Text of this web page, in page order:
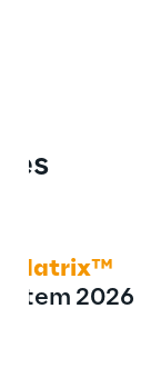
Matrix™
2026